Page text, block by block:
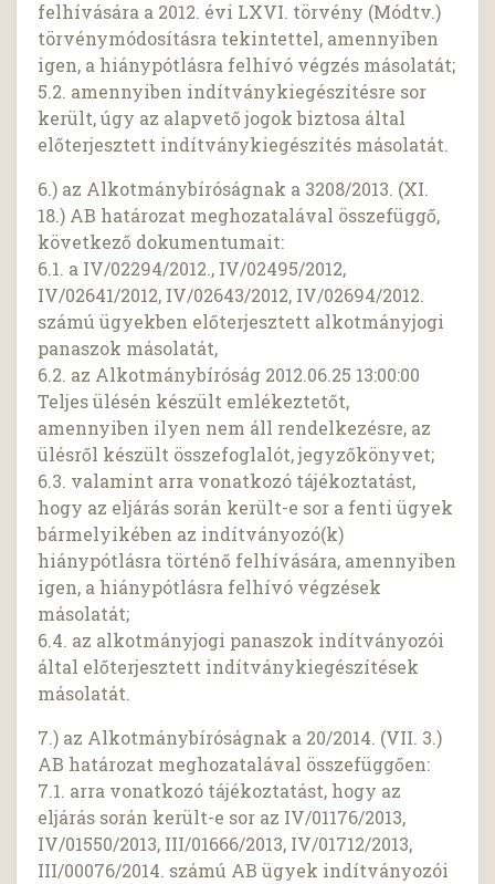
felhívására a 2012. évi LXVI. törvény (Módtv.)
törvénymódosításra tekintettel, amennyiben
igen, a hiánypótlásra felhívó végzés másolatát;
5.2. amennyiben indítványkiegészítésre sor
került, úgy az alapvető jogok biztosa által
előterjesztett indítványkiegészítés másolatát.
6.) az Alkotmánybíróságnak a 3208/2013. (XI.
18.) AB határozat meghozatalával összefüggő,
következő dokumentumait:
6.1. a IV/02294/2012., IV/02495/2012,
IV/02641/2012, IV/02643/2012, IV/02694/2012.
számú ügyekben előterjesztett alkotmányjogi
panaszok másolatát,
6.2. az Alkotmánybíróság 2012.06.25 13:00:00
Teljes ülésén készült emlékeztetőt,
amennyiben ilyen nem áll rendelkezésre, az
ülésről készült összefoglalót, jegyzőkönyvet;
6.3. valamint arra vonatkozó tájékoztatást,
hogy az eljárás során került-e sor a fenti ügyek
bármelyikében az indítványozó(k)
hiánypótlásra történő felhívására, amennyiben
igen, a hiánypótlásra felhívó végzések
másolatát;
6.4. az alkotmányjogi panaszok indítványozói
által előterjesztett indítványkiegészítések
másolatát.
7.) az Alkotmánybíróságnak a 20/2014. (VII. 3.)
AB határozat meghozatalával összefüggően:
7.1. arra vonatkozó tájékoztatást, hogy az
eljárás során került-e sor az IV/01176/2013,
IV/01550/2013, III/01666/2013, IV/01712/2013,
III/00076/2014. számú AB ügyek indítványozói